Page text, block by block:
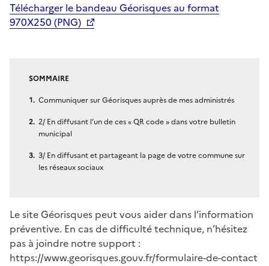
Télécharger le bandeau Géorisques au format
970X250 (PNG)
SOMMAIRE
Communiquer sur Géorisques auprès de mes administrés
2/ En diffusant l’un de ces « QR code » dans votre bulletin
municipal
3/ En diffusant et partageant la page de votre commune sur
les réseaux sociaux
Le site Géorisques peut vous aider dans l’information
préventive. En cas de difficulté technique, n’hésitez
pas à joindre notre support :
https://www.georisques.gouv.fr/formulaire-de-contact